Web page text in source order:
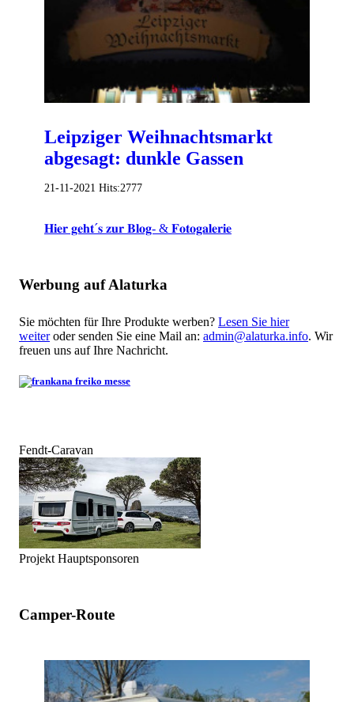
Leipziger Weihnachtsmarkt
abgesagt: dunkle Gassen
21-11-2021 Hits:2777
𝐇𝐢𝐞𝐫 𝐠𝐞𝐡𝐭´𝐬 𝐳𝐮𝐫 𝐁𝐥𝐨𝐠- & 𝐅𝐨𝐭𝐨𝐠𝐚𝐥𝐞𝐫𝐢𝐞
Werbung auf Alaturka
Sie möchten für Ihre Produkte werben? Lesen Sie hier
weiteroder senden Sie eine Mail an: admin@alaturka.info. Wir
freuen uns auf Ihre Nachricht.
Fendt-Caravan
Projekt Hauptsponsoren
Camper-Route